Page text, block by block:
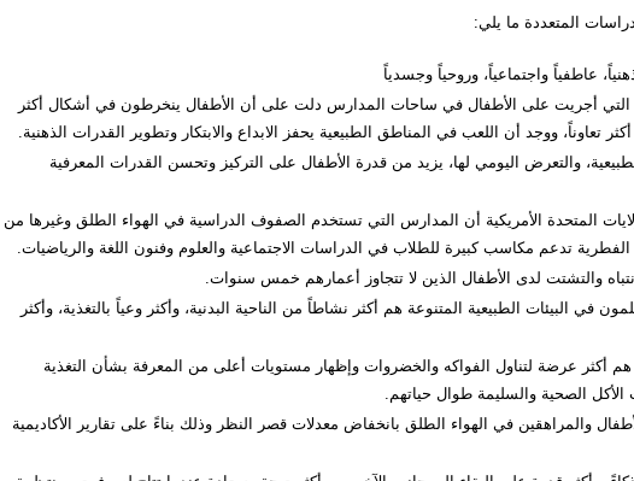
المتعددة ما يلي:
عاطفياً واجتماعياً، وروحياً وجسدياً
أجريت على الأطفال في ساحات المدارس دلت على أن الأطفال ينخرطون في أشكال أكثر
تعاوناً، ووجد أن اللعب في المناطق الطبيعية يحفز الابداع والابتكار وتطوير القدرات الذهنية.
والتعرض اليومي لها، يزيد من قدرة الأطفال على التركيز وتحسن القدرات المعرفية
المتحدة الأمريكية أن المدارس التي تستخدم الصفوف الدراسية في الهواء الطلق وغيرها من
الفطرية تدعم مكاسب كبيرة للطلاب في الدراسات الاجتماعية والعلوم وفنون اللغة والرياضيات.
والتشتت لدى الأطفال الذين لا تتجاوز أعمارهم خمس سنوات.
في البيئات الطبيعية المتنوعة هم أكثر نشاطاً من الناحية البدنية، وأكثر وعياً بالتغذية، وأكثر
أكثر عرضة لتناول الفواكه والخضروات وإظهار مستويات أعلى من المعرفة بشأن التغذية
الصحية والسليمة طوال حياتهم.
والمراهقين في الهواء الطلق بانخفاض معدلات قصر النظر وذلك بناءً على تقارير الأكاديمية